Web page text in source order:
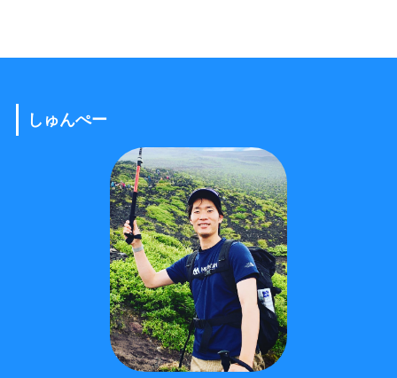
しゅんぺー